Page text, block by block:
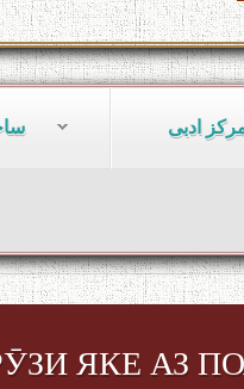
ادبی
ЯКЕ АЗ